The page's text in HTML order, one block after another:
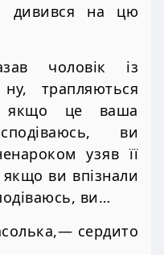
дивився на цю
чоловік із
трапляються
якщо це ваша
ви
узяв її
якщо ви впізнали
ви…
сердито